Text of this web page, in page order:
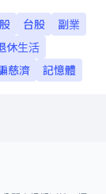
台股
副業
休生活
慈濟 記憶體